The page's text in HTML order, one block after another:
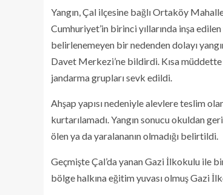
Yangın, Çal ilçesine bağlı Ortaköy
Cumhuriyet’in birinci yıllarında inşa
belirlenemeyen bir nedenden dolayı
Davet Merkezi’ne bildirdi. Kısa
jandarma grupları sevk edildi.
Ahşap yapısı nedeniyle alevlere teslim
kurtarılamadı. Yangın sonucu okuldan
ölen ya da yaralananın olmadığı belirtildi.
Geçmişte Çal’da yanan Gazi İlkokulu ile
bölge halkına eğitim yuvası olmuş Gazi